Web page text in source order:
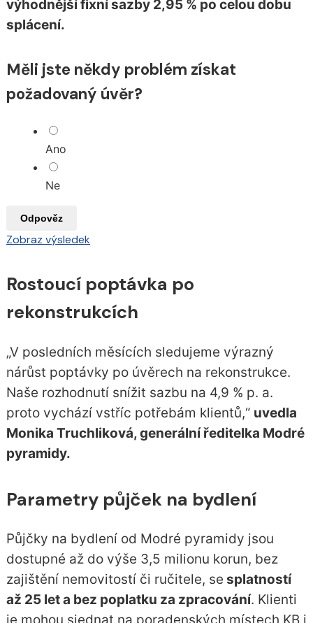
výhodnější fixní sazby 2,95 % po celou dobu
splácení.
Měli jste někdy problém získat
požadovaný úvěr?
Ano
Ne
Odpověz
Zobraz výsledek
Rostoucí poptávka po
rekonstrukcích
„V posledních měsících sledujeme výrazný
nárůst poptávky po úvěrech na rekonstrukce.
Naše rozhodnutí snížit sazbu na 4,9 % p. a.
proto vychází vstříc potřebám klientů,“ uvedla
Monika Truchliková, generální ředitelka Modré
pyramidy.
Parametry půjček na bydlení
Půjčky na bydlení od Modré pyramidy jsou
dostupné až do výše 3,5 milionu korun, bez
zajištění nemovitostí či ručitele, se splatností
až 25 let a bez poplatku za zpracování. Klienti
je mohou sjednat na poradenských místech KB i